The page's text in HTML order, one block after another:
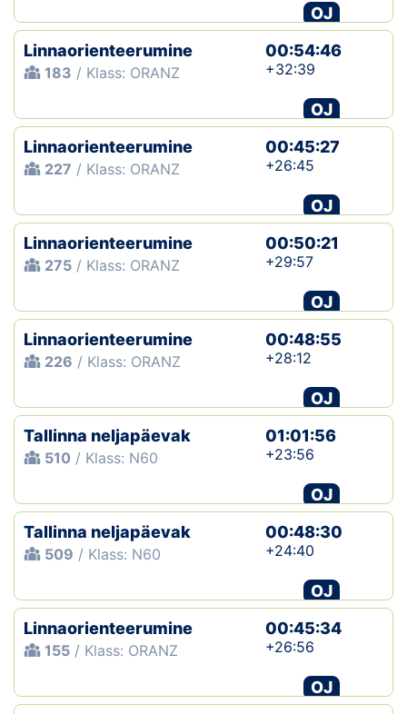
OJ
Linnaorienteerumine
183 / Klass: ORANZ
00:54:46
+32:39
OJ
Linnaorienteerumine
227 / Klass: ORANZ
00:45:27
+26:45
OJ
Linnaorienteerumine
275 / Klass: ORANZ
00:50:21
+29:57
OJ
Linnaorienteerumine
226 / Klass: ORANZ
00:48:55
+28:12
OJ
Tallinna neljapäevak
510 / Klass: N60
01:01:56
+23:56
OJ
Tallinna neljapäevak
509 / Klass: N60
00:48:30
+24:40
OJ
Linnaorienteerumine
155 / Klass: ORANZ
00:45:34
+26:56
OJ